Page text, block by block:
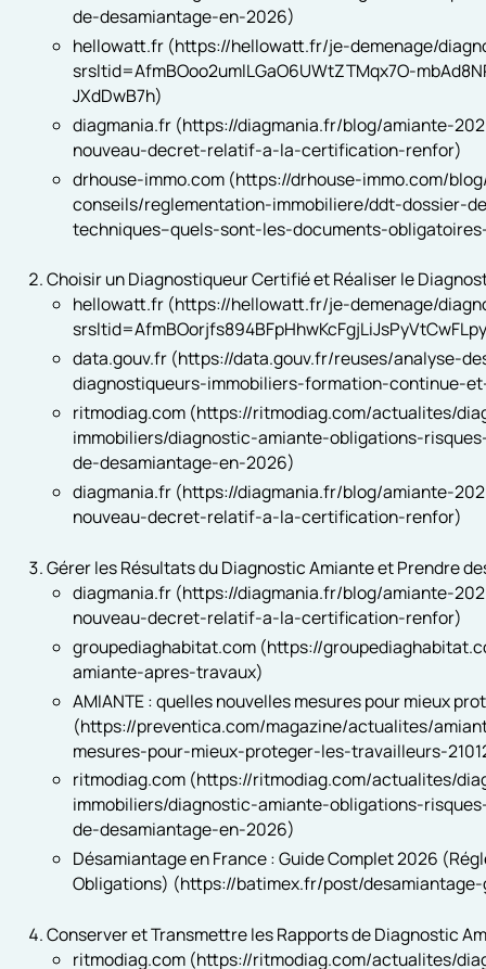
de-desamiantage-en-2026)
hellowatt.fr (https://hellowatt.fr/je-demenage/
srsltid=AfmBOoo2umlLGaO6UWtZTMqx7O-
JXdDwB7h)
diagmania.fr (https://diagmania.fr/blog/amiante-
nouveau-decret-relatif-a-la-certification-renfor)
drhouse-immo.com (https://drhouse-immo.com/
conseils/reglementation-immobiliere/ddt-dossier-
techniques--quels-sont-les-documents-
Choisir un Diagnostiqueur Certifié et Réaliser le
hellowatt.fr (https://hellowatt.fr/je-demenage/
data.gouv.fr (https://data.gouv.fr/reuses/analyse-
diagnostiqueurs-immobiliers-formation-continue-
ritmodiag.com (https://ritmodiag.com/actualites/
immobiliers/diagnostic-amiante-obligations-
de-desamiantage-en-2026)
diagmania.fr (https://diagmania.fr/blog/amiante-
nouveau-decret-relatif-a-la-certification-renfor)
Gérer les Résultats du Diagnostic Amiante et Prendre
diagmania.fr (https://diagmania.fr/blog/amiante-
nouveau-decret-relatif-a-la-certification-renfor)
groupediaghabitat.com (https://
amiante-apres-travaux)
AMIANTE : quelles nouvelles mesures pour mieux
(https://preventica.com/magazine/actualites/
mesures-pour-mieux-proteger-les-travailleurs-
ritmodiag.com (https://ritmodiag.com/actualites/
immobiliers/diagnostic-amiante-obligations-
de-desamiantage-en-2026)
Désamiantage en France : Guide Complet 2026
Obligations) (https://batimex.fr/post/
Conserver et Transmettre les Rapports de Diagnostic
ritmodiag.com (https://ritmodiag.com/actualites/